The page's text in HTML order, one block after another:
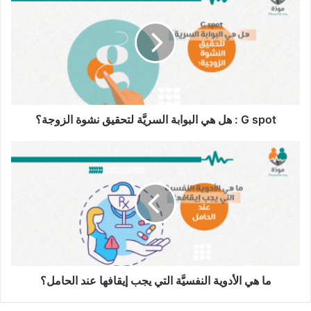
فرص الإنجاب إذا رَغِبَ في الزواج.
زيادة احتماليَّة التهاب البربخ (Epididymis)، وهو الأنبوب الذي
ينقل الحيوانات المنويَّة من الخصية إلى القناة المنويَّة الذي
يلتهب لعدم تصريف السوائل بصورة طبيعيَّة.
زيادة فرصة الإصابة بحصوات الخصية.
بالإضافة إلى أمراض القلب، وضعف المناعة، واضطرابات
الذاكرة، خاصَّةً عند هؤلاء الذين تجاوزوا الخمسين من عمرهم.
علاوةً على ما يعانيه من مضاعفات نفسيَّة قد تصل إلى
الاكتئاب، ومنها:
التوتُّر والقلق والضغط النفسي كنتيجة لعدم تلبية الحاجة
الفطريَّة في ممارسة العلاقة الحميمة.
انخفاض مستوى الثقة بالنفس.
الزوجة؟G spot : هل هي البوابة السريَّة لتحقيق نشوة الزوجة؟
الأدوية
ما هي الأدوية النفسيَّة التي يجب إيقافها عند الحامل؟